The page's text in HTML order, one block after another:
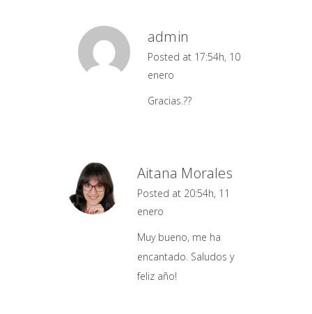
admin
Posted at 17:54h, 10
enero
Gracias.??
Aitana Morales
Posted at 20:54h, 11
enero
Muy bueno, me ha
encantado. Saludos y
feliz año!